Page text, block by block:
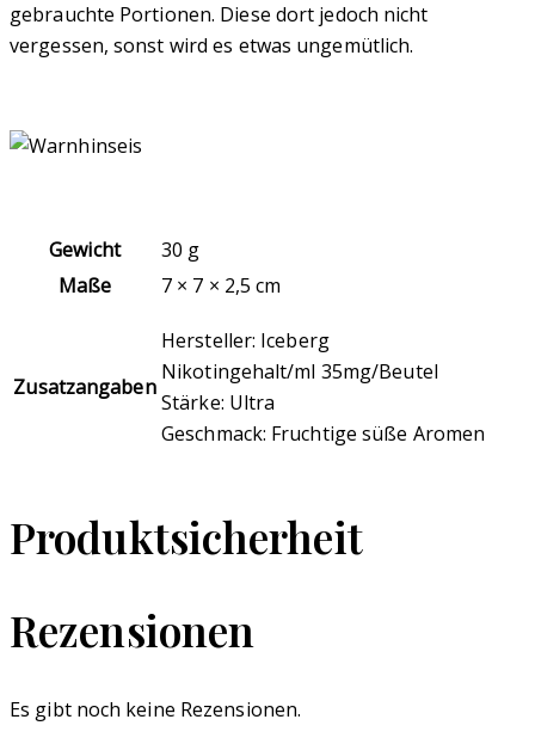
gebrauchte Portionen. Diese dort jedoch nicht
vergessen, sonst wird es etwas ungemütlich.
Gewicht
30 g
Maße
7 × 7 × 2,5 cm
Zusatzangaben
Hersteller: Iceberg
Nikotingehalt/ml 35mg/Beutel
Stärke: Ultra
Geschmack: Fruchtige süße Aromen
Produktsicherheit
Rezensionen
Es gibt noch keine Rezensionen.